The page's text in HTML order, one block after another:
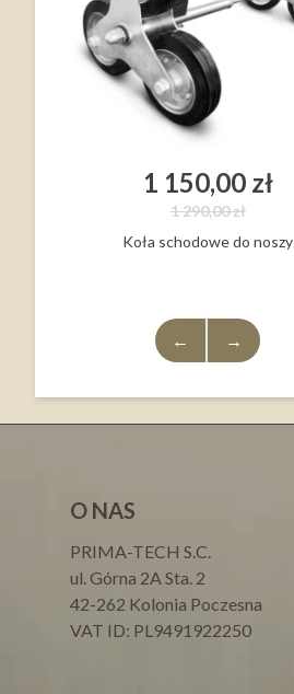
1 150,00 zł
1 290,00 zł
Koła schodowe do noszy
← →
O NAS
PRIMA-TECH S.C.
ul. Górna 2A Sta. 2
42-262 Kolonia Poczesna
VAT ID: PL9491922250